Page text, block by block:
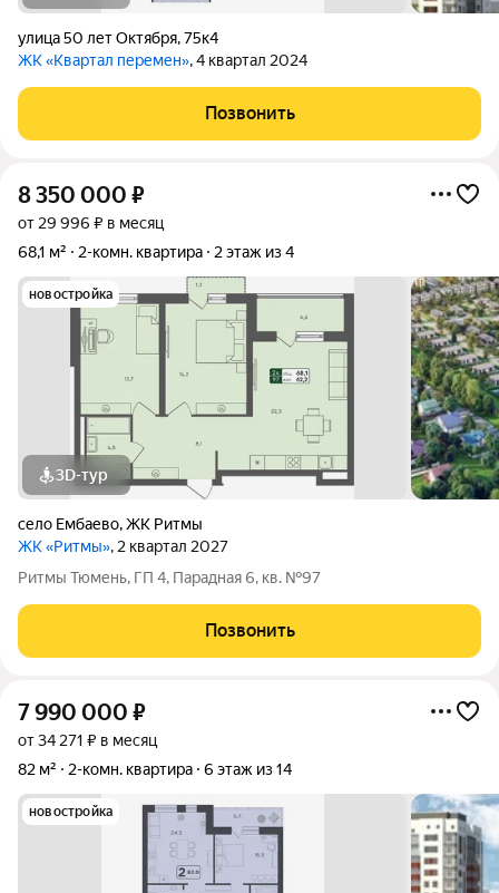
улица 50 лет Октября,75к4
ЖК «Квартал перемен», 4 квартал 2024
Позвонить
8 350 000 ₽
от 29 996 ₽ в месяц
68,1 м²
2-комн. квартира 2 этаж из 4
новостройка
3D-тур
село Ембаево,ЖК Ритмы
ЖК «Ритмы», 2 квартал 2027
Ритмы Тюмень, ГП 4, Парадная 6, кв. №97
Позвонить
7 990 000 ₽
от 34 271 ₽ в месяц
82 м²
2-комн. квартира 6 этаж из 14
новостройка